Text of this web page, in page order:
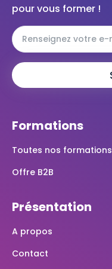
Formations
Toutes nos formations
Offre B2B
Présentation
A propos
Contact
pour vous former !